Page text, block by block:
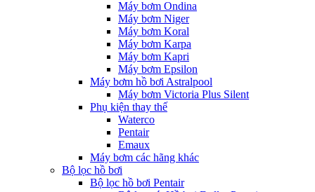
Máy bơm Ondina
Máy bơm Niger
Máy bơm Koral
Máy bơm Karpa
Máy bơm Kapri
Máy bơm Epsilon
Máy bơm hồ bơi Astralpool
Máy bơm Victoria Plus Silent
Phụ kiện thay thế
Waterco
Pentair
Emaux
Máy bơm các hãng khác
Bộ lọc hồ bơi
Bộ lọc hồ bơi Pentair